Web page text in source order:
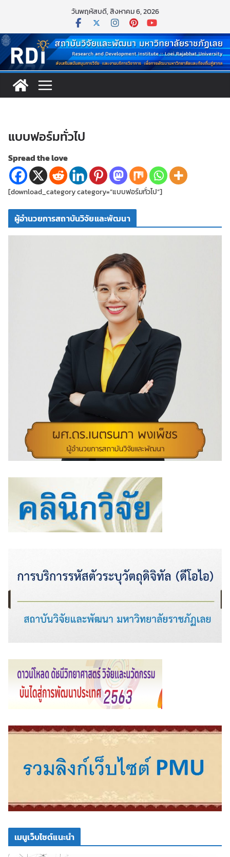
content
วันพฤหัสบดี, สิงหาคม 6, 2026
แบบฟอร์มทั่วไป
Spread the love
[download_category category=”แบบฟอร์มทั่วไป”]
ผู้อำนวยการสถาบันวิจัยและพัฒนา
เมนูเว็บไซต์แนะนำ